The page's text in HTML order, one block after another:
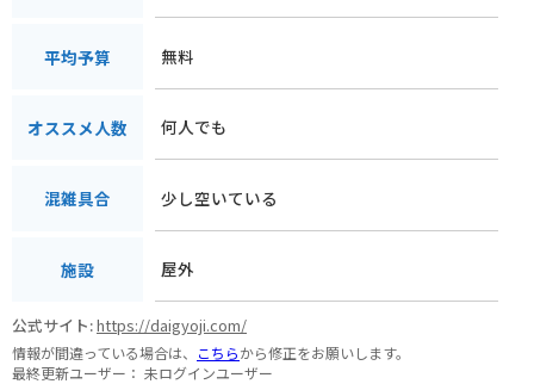
平均予算 無料
オススメ人数 何人でも
混雑具合 少し空いている
施設 屋外
公式サイト:https://daigyoji.com/
情報が間違っている場合は、 こちらから修正をお願いします。
最終更新ユーザー： 未ログインユーザー